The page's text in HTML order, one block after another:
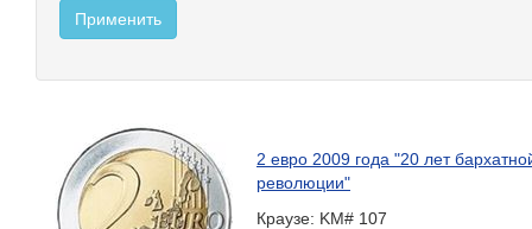
2 евро 2009 года "20 лет
революции"
Краузе: KM# 107